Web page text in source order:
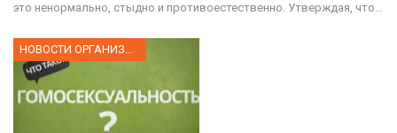
это ненормально, стыдно и противоестественно. Утверждая, что…
НОВОСТИ ОРГАНИЗАЦИИ